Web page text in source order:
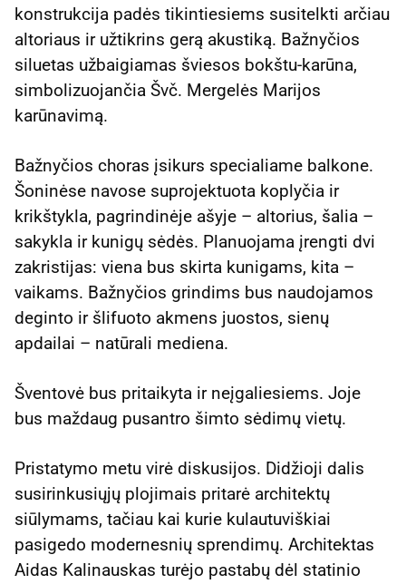
konstrukcija padės tikintiesiems susitelkti arčiau
altoriaus ir užtikrins gerą akustiką. Bažnyčios
siluetas užbaigiamas šviesos bokštu-karūna,
simbolizuojančia Švč. Mergelės Marijos
karūnavimą.
Bažnyčios choras įsikurs specialiame balkone.
Šoninėse navose suprojektuota koplyčia ir
krikštykla, pagrindinėje ašyje – altorius, šalia –
sakykla ir kunigų sėdės. Planuojama įrengti dvi
zakristijas: viena bus skirta kunigams, kita –
vaikams. Bažnyčios grindims bus naudojamos
deginto ir šlifuoto akmens juostos, sienų
apdailai – natūrali mediena.
Šventovė bus pritaikyta ir neįgaliesiems. Joje
bus maždaug pusantro šimto sėdimų vietų.
Pristatymo metu virė diskusijos. Didžioji dalis
susirinkusiųjų plojimais pritarė architektų
siūlymams, tačiau kai kurie kulautuviškiai
pasigedo modernesnių sprendimų. Architektas
Aidas Kalinauskas turėjo pastabų dėl statinio